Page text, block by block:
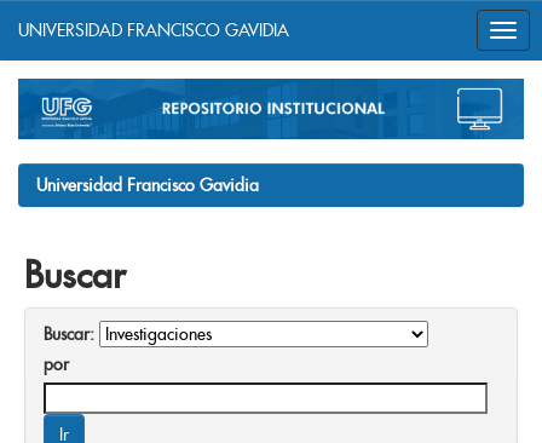
navigation
UNIVERSIDAD FRANCISCO GAVIDIA
Universidad Francisco Gavidia
Buscar
Buscar:
por